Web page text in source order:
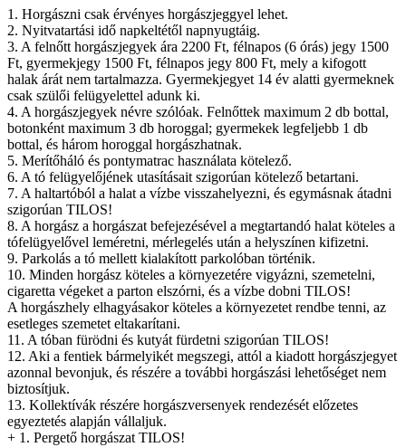
1. Horgászni csak érvényes horgászjeggyel lehet.
2. Nyitvatartási idő napkeltétől napnyugtáig.
3. A felnőtt horgászjegyek ára 2200 Ft, félnapos (6 órás) jegy 1500
Ft, gyermekjegy 1500 Ft, félnapos jegy 800 Ft, mely a kifogott
halak árát nem tartalmazza. Gyermekjegyet 14 év alatti gyermeknek
csak szülői felügyelettel adunk ki.
4. A horgászjegyek névre szólóak. Felnőttek maximum 2 db bottal,
botonként maximum 3 db horoggal; gyermekek legfeljebb 1 db
bottal, és három horoggal horgászhatnak.
5. Merítőháló és pontymatrac használata kötelező.
6. A tó felügyelőjének utasításait szigorúan kötelező betartani.
7. A haltartóból a halat a vízbe visszahelyezni, és egymásnak átadni
szigorúan TILOS!
8. A horgász a horgászat befejezésével a megtartandó halat köteles a
tófelügyelővel leméretni, mérlegelés után a helyszínen kifizetni.
9. Parkolás a tó mellett kialakított parkolóban történik.
10. Minden horgász köteles a környezetére vigyázni, szemetelni,
cigaretta végeket a parton elszórni, és a vízbe dobni TILOS!
A horgászhely elhagyásakor köteles a környezetet rendbe tenni, az
esetleges szemetet eltakarítani.
11. A tóban fürödni és kutyát fürdetni szigorúan TILOS!
12. Aki a fentiek bármelyikét megszegi, attól a kiadott horgászjegyet
azonnal bevonjuk, és részére a további horgászási lehetőséget nem
biztosítjuk.
13. Kollektívák részére horgászversenyek rendezését előzetes
egyeztetés alapján vállaljuk.
+ 1. Pergető horgászat TILOS!